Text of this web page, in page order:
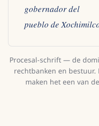
gobernador del
pueblo de
Procesal-schrift — de
rechtbanken en
maken het een van